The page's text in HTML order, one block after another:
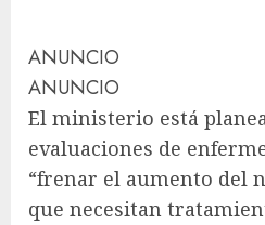
ANUNCIO
ANUNCIO
El ministerio está
evaluaciones de
“frenar el aumento del
que necesitan